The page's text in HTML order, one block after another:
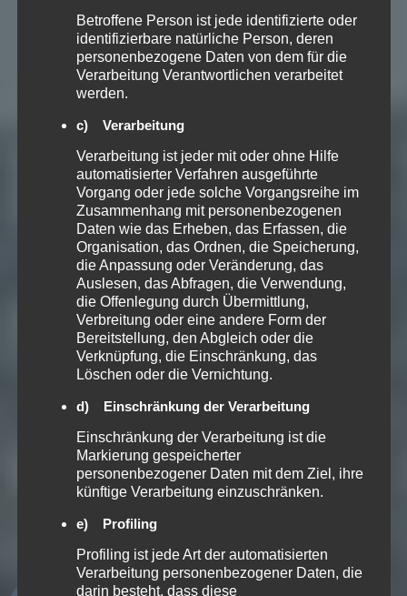
SERVICE. SICHERHEIT.
SCHUTZ.
Betroffene Person ist jede identifizierte oder
identifizierbare natürliche Person, deren
personenbezogene Daten von dem für die
Verarbeitung Verantwortlichen verarbeitet
werden.
c) Verarbeitung
Verarbeitung ist jeder mit oder ohne Hilfe
automatisierter Verfahren ausgeführte
Vorgang oder jede solche Vorgangsreihe im
Zusammenhang mit personenbezogenen
Daten wie das Erheben, das Erfassen, die
Organisation, das Ordnen, die Speicherung,
die Anpassung oder Veränderung, das
Auslesen, das Abfragen, die Verwendung,
die Offenlegung durch Übermittlung,
Verbreitung oder eine andere Form der
Bereitstellung, den Abgleich oder die
Verknüpfung, die Einschränkung, das
Löschen oder die Vernichtung.
d) Einschränkung der Verarbeitung
Einschränkung der Verarbeitung ist die
Markierung gespeicherter
personenbezogener Daten mit dem Ziel, ihre
künftige Verarbeitung einzuschränken.
e) Profiling
Profiling ist jede Art der automatisierten
Verarbeitung personenbezogener Daten, die
darin besteht, dass diese